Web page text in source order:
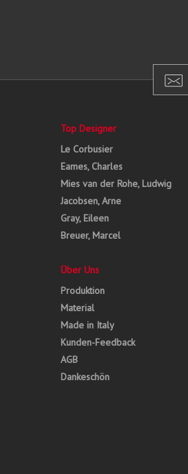
Top Designer
Le Corbusier
Eames, Charles
Mies van der Rohe, Ludwig
Jacobsen, Arne
Gray, Eileen
Breuer, Marcel
Über Uns
Produktion
Material
Made in Italy
Kunden-Feedback
AGB
Dankeschön